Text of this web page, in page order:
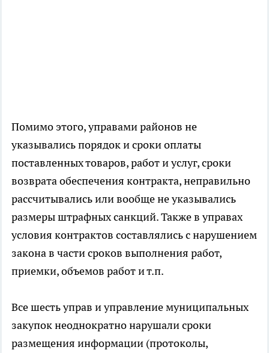
Помимо этого, управами районов не
указывались порядок и сроки оплаты
поставленных товаров, работ и услуг, сроки
возврата обеспечения контракта, неправильно
рассчитывались или вообще не указывались
размеры штрафных санкций. Также в управах
условия контрактов составлялись с нарушением
закона в части сроков выполнения работ,
приемки, объемов работ и т.п.
Все шесть управ и управление муниципальных
закупок неоднократно нарушали сроки
размещения информации (протоколы,